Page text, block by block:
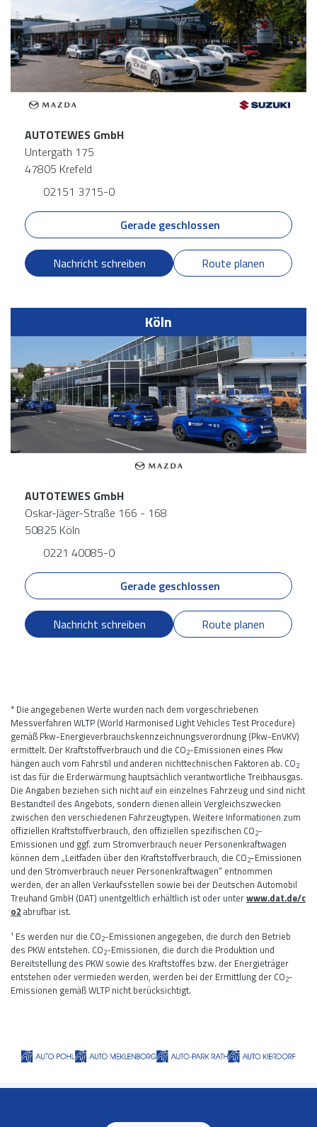
AUTOTEWES GmbH
Untergath 175
47805 Krefeld
02151 3715-0
Gerade geschlossen
Nachricht schreiben Route planen
Köln
AUTOTEWES GmbH
Oskar-Jäger-Straße 166 - 168
50825 Köln
0221 40085-0
Gerade geschlossen
Nachricht schreiben Route planen
* Die angegebenen Werte wurden nach dem vorgeschriebenen
Messverfahren WLTP (World Harmonised Light Vehicles Test Procedure)
gemäß Pkw-Energieverbrauchskennzeichnungsverordnung (Pkw-EnVKV)
ermittelt. Der Kraftstoffverbrauch und die CO2-Emissionen eines Pkw
hängen auch vom Fahrstil und anderen nichttechnischen Faktoren ab. CO2
ist das für die Erderwärmung hauptsächlich verantwortliche Treibhausgas.
Die Angaben beziehen sich nicht auf ein einzelnes Fahrzeug und sind nicht
Bestandteil des Angebots, sondern dienen allein Vergleichszwecken
zwischen den verschiedenen Fahrzeugtypen. Weitere Informationen zum
offiziellen Kraftstoffverbrauch, den offiziellen spezifischen CO2-
Emissionen und ggf. zum Stromverbrauch neuer Personenkraftwagen
können dem „Leitfaden über den Kraftstoffverbrauch, die CO2-Emissionen
und den Stromverbrauch neuer Personenkraftwagen“ entnommen
werden, der an allen Verkaufsstellen sowie bei der Deutschen Automobil
Treuhand GmbH (DAT) unentgeltlich erhältlich ist oder unterwww.dat.de/c
o2 abrufbar ist.
¹ Es werden nur die CO2-Emissionen angegeben, die durch den Betrieb
des PKW entstehen. CO2-Emissionen, die durch die Produktion und
Bereitstellung des PKW sowie des Kraftstoffes bzw. der Energieträger
entstehen oder vermieden werden, werden bei der Ermittlung der CO2-
Emissionen gemäß WLTP nicht berücksichtigt.